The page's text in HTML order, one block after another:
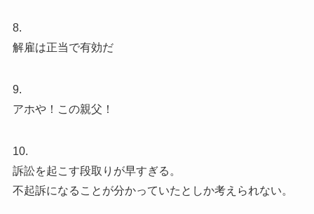
8.
解雇は正当で有効だ
9.
アホや！この親父！
10.
訴訟を起こす段取りが早すぎる。
不起訴になることが分かっていたとしか考えられない。